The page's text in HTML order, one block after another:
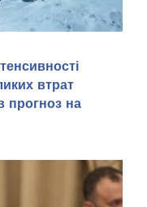
Північного
вкрита товстими
для
мод...
втрат
прогноз на